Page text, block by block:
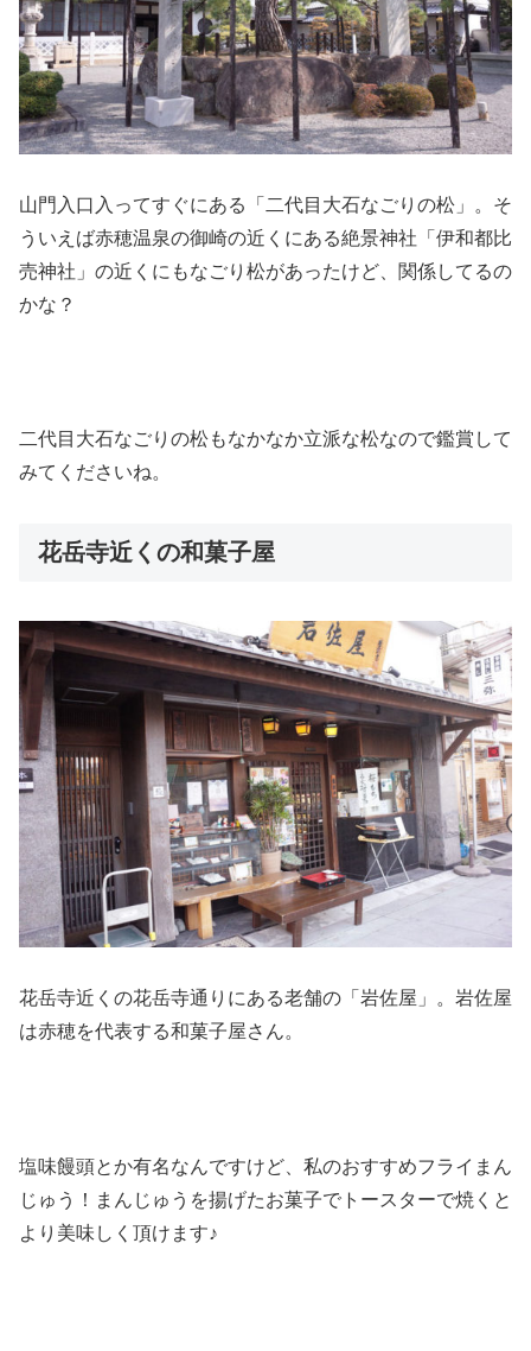
山門入口入ってすぐにある「二代目大石なごりの松」。そ
ういえば赤穂温泉の御崎の近くにある絶景神社「伊和都比
売神社」の近くにもなごり松があったけど、関係してるの
かな？
二代目大石なごりの松もなかなか立派な松なので鑑賞して
みてくださいね。
花岳寺近くの和菓子屋
花岳寺近くの花岳寺通りにある老舗の「岩佐屋」。岩佐屋
は赤穂を代表する和菓子屋さん。
塩味饅頭とか有名なんですけど、私のおすすめフライまん
じゅう！まんじゅうを揚げたお菓子でトースターで焼くと
より美味しく頂けます♪